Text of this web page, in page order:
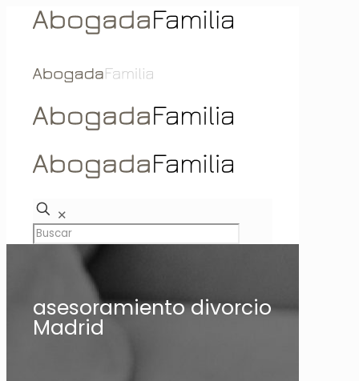
✕
asesoramiento divorcio
Madrid